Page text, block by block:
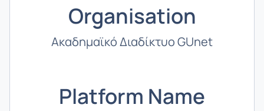
Organisation
Ακαδημαϊκό Διαδίκτυο GUnet
Platform Name